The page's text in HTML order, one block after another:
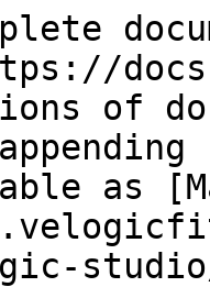
of
as